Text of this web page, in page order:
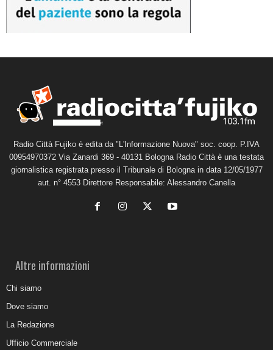
Radio Città Fujiko è edita da "L'Informazione Nuova" soc. coop. P.IVA
00954970372 Via Zanardi 369 - 40131 Bologna Radio Città è una testata
giornalistica registrata presso il Tribunale di Bologna in data 12/05/1977
aut. n° 4553 Direttore Responsabile: Alessandro Canella
Altre informazioni
Chi siamo
Dove siamo
La Redazione
Ufficio Commerciale